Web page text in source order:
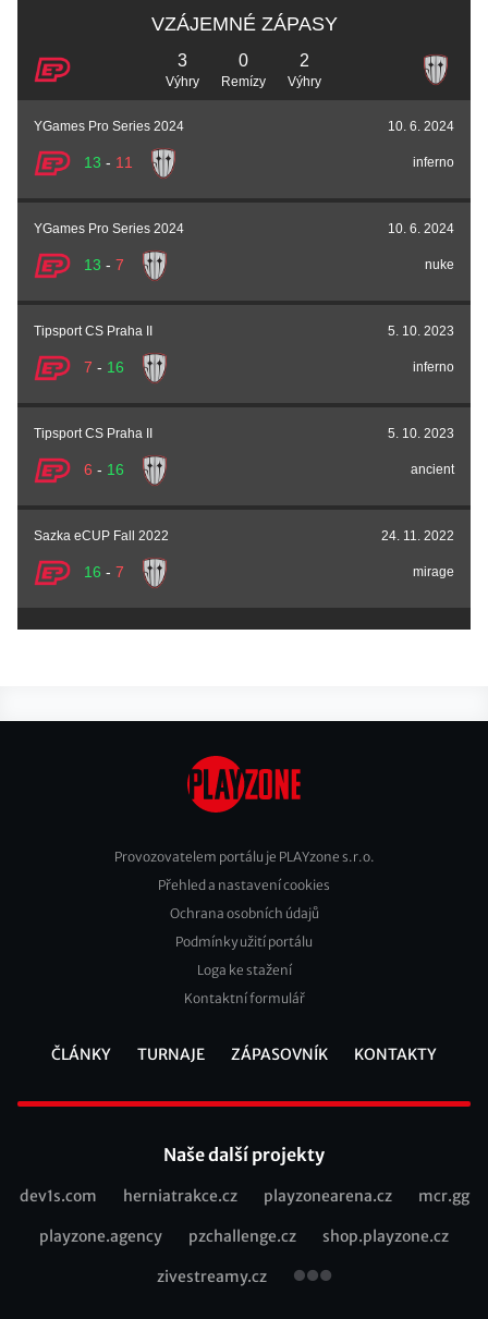
VZÁJEMNÉ ZÁPASY
3
Výhry
0
Remízy
2
Výhry
YGames Pro Series 2024 10. 6. 2024
13 - 11 inferno
YGames Pro Series 2024 10. 6. 2024
13 - 7 nuke
Tipsport CS Praha II 5. 10. 2023
7 - 16 inferno
Tipsport CS Praha II 5. 10. 2023
6 - 16 ancient
Sazka eCUP Fall 2022 24. 11. 2022
16 - 7 mirage
Footer
Provozovatelem portálu je PLAYzone s.r.o.
Přehled a nastavení cookies
Ochrana osobních údajů
Podmínky užití portálu
Loga ke stažení
Kontaktní formulář
ČLÁNKY TURNAJE ZÁPASOVNÍK KONTAKTY
Naše další projekty
Recommended
dev1s.com herniatrakce.cz playzonearena.cz mcr.gg
playzone.agency pzchallenge.cz shop.playzone.cz
zivestreamy.cz